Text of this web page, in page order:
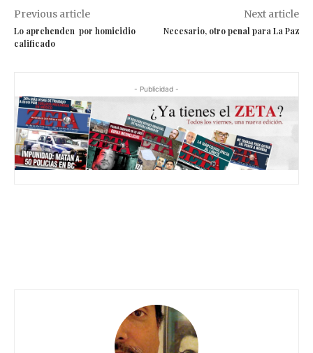
Previous article
Lo aprehenden por homicidio
calificado
Next article
Necesario, otro penal para La Paz
- Publicidad -